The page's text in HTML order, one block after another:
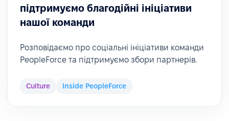
підтримуємо благодійні ініціативи
нашої команди
Розповідаємо про соціальні ініціативи команди
PeopleForce та підтримуємо збори партнерів.
Culture Inside PeopleForce